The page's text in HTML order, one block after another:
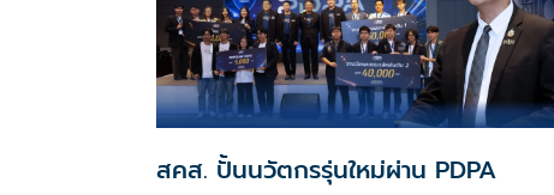
สคส. ปั้นนวัตกรรุ่นใหม่ผ่าน PDPA